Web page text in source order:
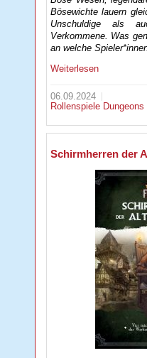
Bösewichte lauern
Unschuldige als
Verkommene. Was
an welche
Weiterlesen
06.09.2024
Rollenspiele
Schirmherren der